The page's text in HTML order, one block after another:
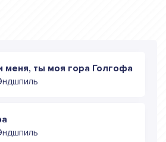
меня, ты моя гора Голгофа